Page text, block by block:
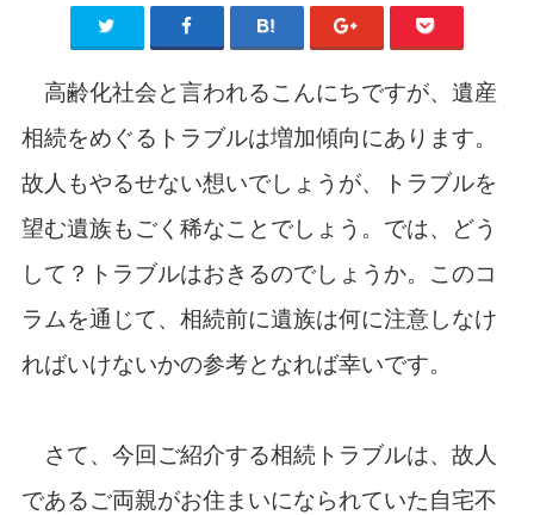
高齢化社会と言われるこんにちですが、遺産
相続をめぐるトラブルは増加傾向にあります。
故人もやるせない想いでしょうが、トラブルを
望む遺族もごく稀なことでしょう。では、どう
して？トラブルはおきるのでしょうか。このコ
ラムを通じて、相続前に遺族は何に注意しなけ
ればいけないかの参考となれば幸いです。
さて、今回ご紹介する相続トラブルは、故人
であるご両親がお住まいになられていた自宅不